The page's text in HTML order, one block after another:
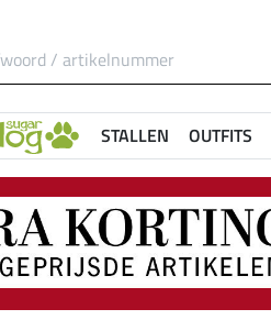
STALLEN OUTFITS